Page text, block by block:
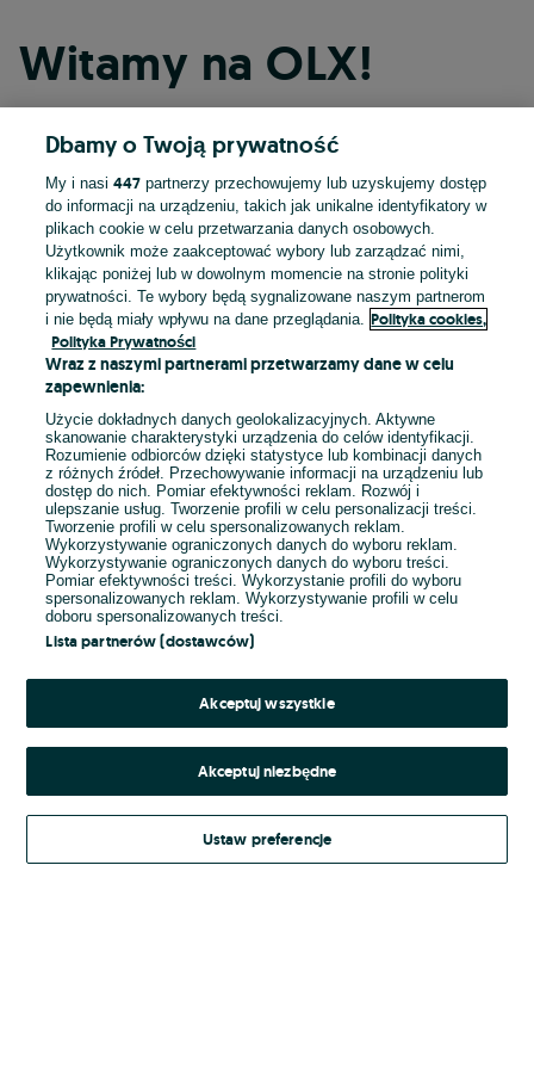
Witamy na OLX!
Kontynuuj przez Facebooka
Kontynuuj przez konto Apple
Kontynuuj przez konto Google
LUB
E-mail
Hasło
Kontynuując za pośrednictwem jednego z dostawców wskazanych powyżej,
Regulamin serwisu OLX.pl w jego aktualnym brzmieniu.
Dbamy o Twoją prywatność
My i nasi447 partnerzy przechowujemy lub uzyskujemy dostęp
do informacji na urządzeniu, takich jak unikalne identyfikatory w
plikach cookie w celu przetwarzania danych osobowych.
Użytkownik może zaakceptować wybory lub zarządzać nimi,
klikając poniżej lub w dowolnym momencie na stronie polityki
prywatności. Te wybory będą sygnalizowane naszym partnerom
i nie będą miały wpływu na dane przeglądania.
Polityka cookies,
Polityka Prywatności
Wraz z naszymi partnerami przetwarzamy dane w celu
zapewnienia:
Użycie dokładnych danych geolokalizacyjnych. Aktywne
skanowanie charakterystyki urządzenia do celów identyfikacji.
Rozumienie odbiorców dzięki statystyce lub kombinacji danych
z różnych źródeł. Przechowywanie informacji na urządzeniu lub
dostęp do nich. Pomiar efektywności reklam. Rozwój i
ulepszanie usług. Tworzenie profili w celu personalizacji treści.
Tworzenie profili w celu spersonalizowanych reklam.
Wykorzystywanie ograniczonych danych do wyboru reklam.
Wykorzystywanie ograniczonych danych do wyboru treści.
Pomiar efektywności treści. Wykorzystanie profili do wyboru
spersonalizowanych reklam. Wykorzystywanie profili w celu
doboru spersonalizowanych treści.
Lista partnerów (dostawców)
Akceptuj wszystkie
Akceptuj niezbędne
Ustaw preferencje